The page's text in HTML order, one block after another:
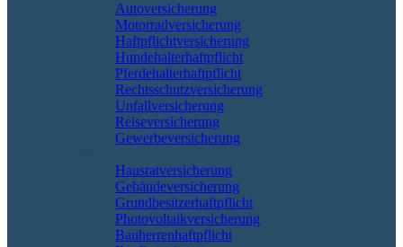
Autoversicherung
Motorradversicherung
Haftpflichtversicherung
Hundehalterhaftpflicht
Pferdehalterhaftpflicht
Rechtsschutzversicherung
Unfallversicherung
Reiseversicherung
Gewerbeversicherung
Hausratversicherung
Gebäudeversicherung
Grundbesitzerhaftpflicht
Photovoltaikversicherung
Bauherrenhaftpflicht